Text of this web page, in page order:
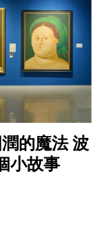
的魔法 波
小故事